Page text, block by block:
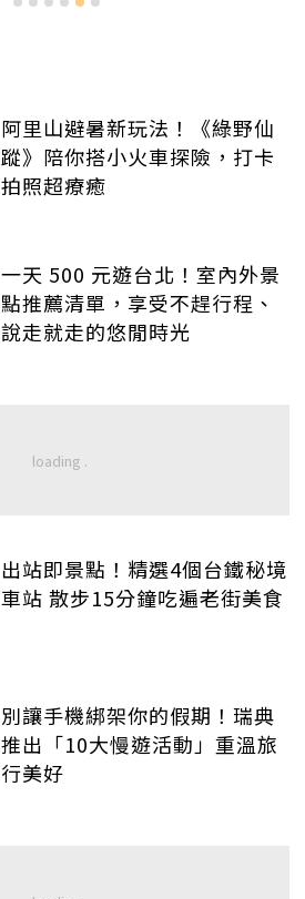
阿里山避暑新玩法！《綠野仙
蹤》陪你搭小火車探險，打卡
拍照超療癒
一天 500 元遊台北！室內外景
點推薦清單，享受不趕行程、
說走就走的悠閒時光
出站即景點！精選4個台鐵秘境
車站 散步15分鐘吃遍老街美食
別讓手機綁架你的假期！瑞典
推出「10大慢遊活動」重溫旅
行美好